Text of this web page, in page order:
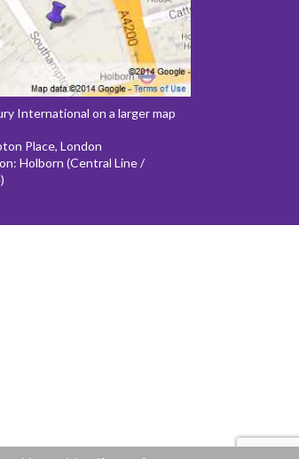
International on a larger map
Place, London
Holborn (Central Line /